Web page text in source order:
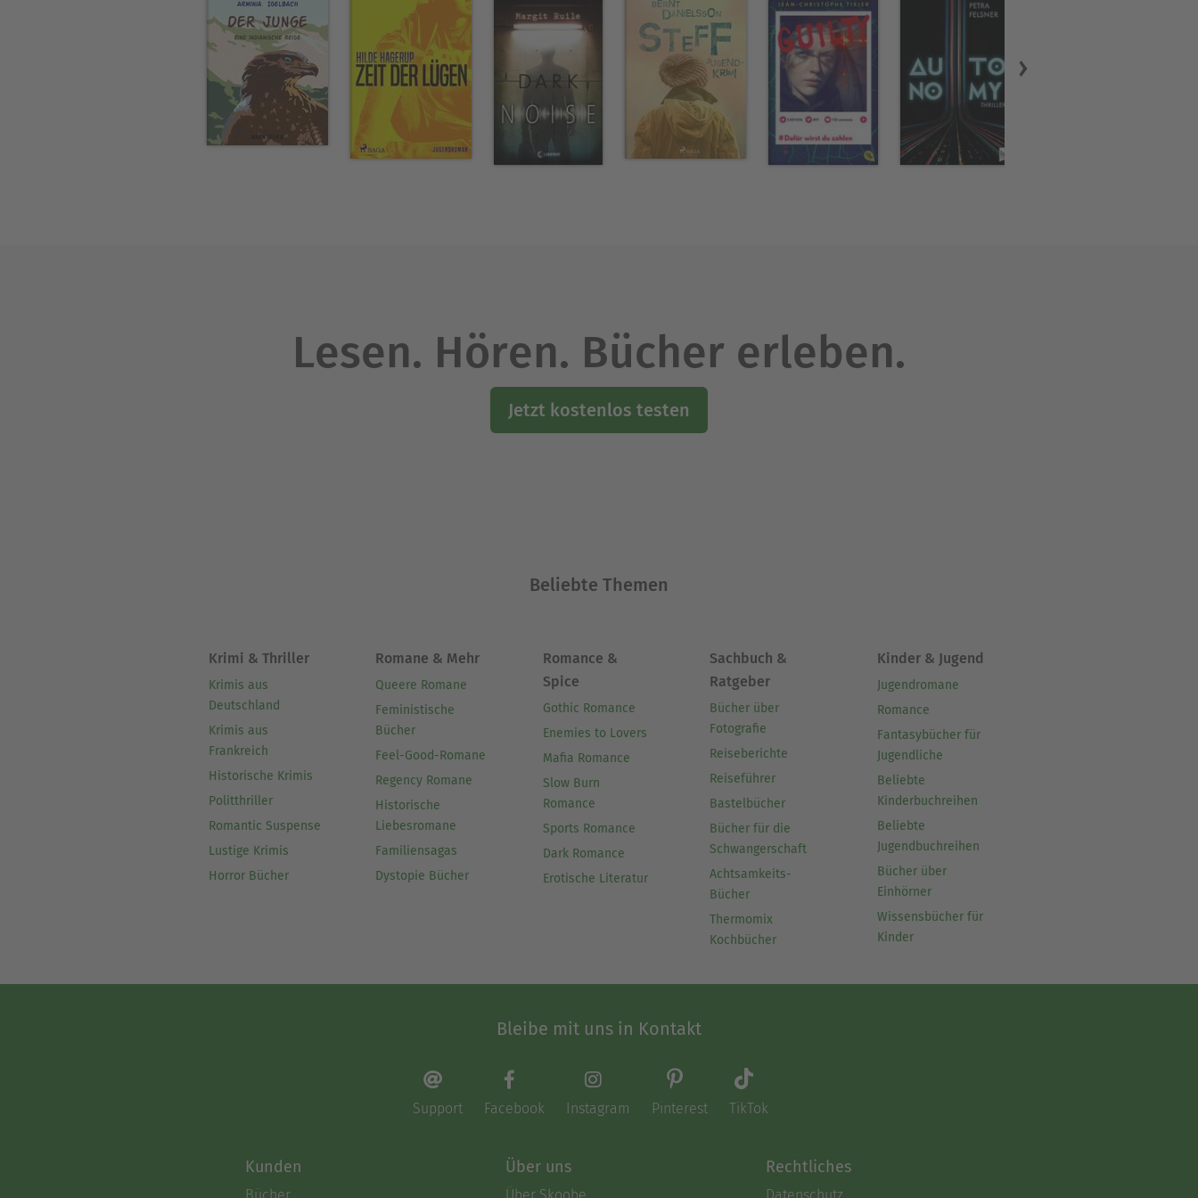
Lesen. Hören. Bücher erleben.
Jetzt kostenlos testen
Beliebte Themen
Krimi & Thriller
Krimis aus
Deutschland
Krimis aus
Frankreich
Historische Krimis
Politthriller
Romantic Suspense
Lustige Krimis
Horror Bücher
Romane & Mehr
Queere Romane
Feministische
Bücher
Feel-Good-Romane
Regency Romane
Historische
Liebesromane
Familiensagas
Dystopie Bücher
Romance &
Spice
Gothic Romance
Enemies to Lovers
Mafia Romance
Slow Burn
Romance
Sports Romance
Dark Romance
Erotische Literatur
Sachbuch &
Ratgeber
Bücher über
Fotografie
Reiseberichte
Reiseführer
Bastelbücher
Bücher für die
Schwangerschaft
Achtsamkeits-
Bücher
Thermomix
Kochbücher
Kinder & Jugend
Jugendromane
Romance
Fantasybücher für
Jugendliche
Beliebte
Kinderbuchreihen
Beliebte
Jugendbuchreihen
Bücher über
Einhörner
Wissensbücher für
Kinder
Bleibe mit uns in Kontakt
Support Facebook Instagram Pinterest TikTok
Kunden Über uns Rechtliches